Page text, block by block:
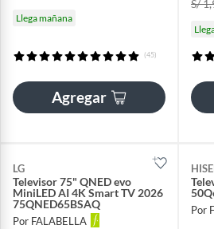
Llega mañana
(45)
Agregar
S/
LG
Televisor 75" QNED evo
MiniLED AI 4K Smart TV 2026
75QNED65BSAQ
Por FALABELLA
Por